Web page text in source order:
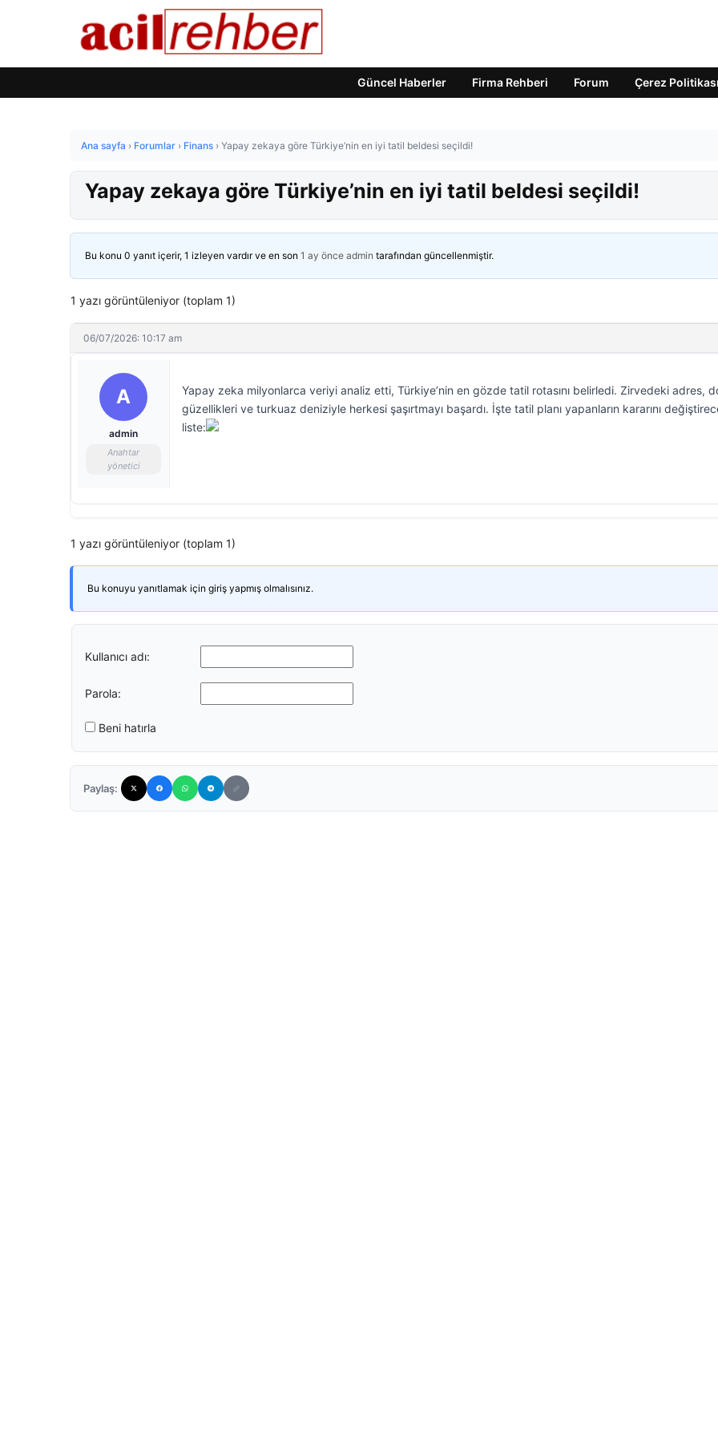
Güncel Haberler Firma Rehberi Forum Çerez Politikası
Ana sayfa › Forumlar › Finans › Yapay zekaya göre Türkiye’nin en iyi tatil beldesi seçildi!
Yapay zekaya göre Türkiye’nin en iyi tatil beldesi seçildi!
Bu konu 0 yanıt içerir, 1 izleyen vardır ve en son 1 ay önce admin tarafından güncellenmiştir.
1 yazı görüntüleniyor (toplam 1)
06/07/2026: 10:17 am
A
admin
Anahtar
yönetici
Yapay zeka milyonlarca veriyi analiz etti, Türkiye’nin en gözde tatil rotasını belirledi. Zirvedeki adres,
güzellikleri ve turkuaz deniziyle herkesi şaşırtmayı başardı. İşte tatil planı yapanların kararını
liste:
1 yazı görüntüleniyor (toplam 1)
Bu konuyu yanıtlamak için giriş yapmış olmalısınız.
Kullanıcı adı:
Parola:
Beni hatırla
Paylaş: